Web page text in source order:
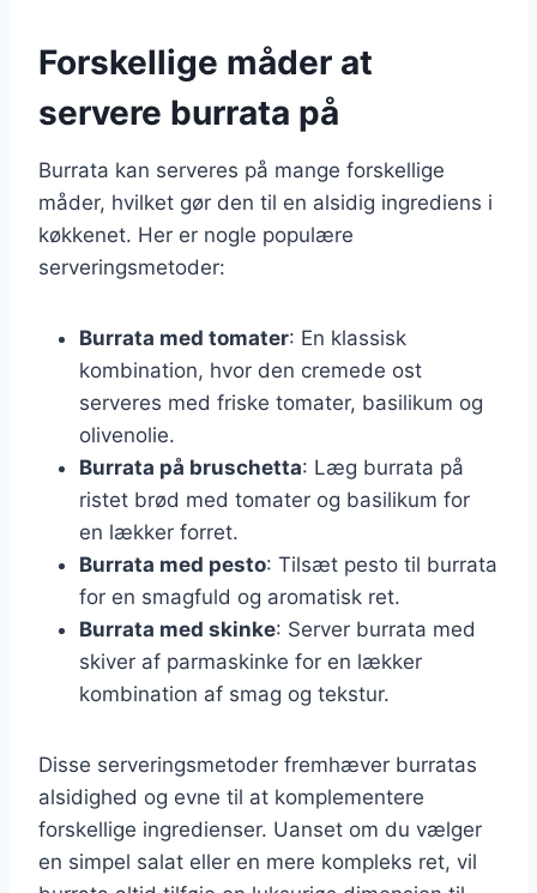
Forskellige måder at
servere burrata på
Burrata kan serveres på mange forskellige
måder, hvilket gør den til en alsidig ingrediens i
køkkenet. Her er nogle populære
serveringsmetoder:
Burrata med tomater: En klassisk
kombination, hvor den cremede ost
serveres med friske tomater, basilikum og
olivenolie.
Burrata på bruschetta: Læg burrata på
ristet brød med tomater og basilikum for
en lækker forret.
Burrata med pesto: Tilsæt pesto til burrata
for en smagfuld og aromatisk ret.
Burrata med skinke: Server burrata med
skiver af parmaskinke for en lækker
kombination af smag og tekstur.
Disse serveringsmetoder fremhæver burratas
alsidighed og evne til at komplementere
forskellige ingredienser. Uanset om du vælger
en simpel salat eller en mere kompleks ret, vil